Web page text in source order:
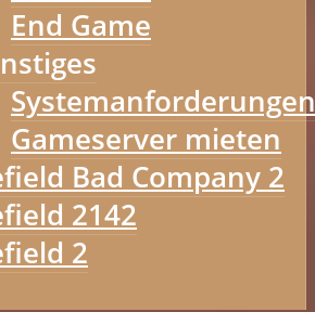
End Game
Systemanforderungen
Gameserver mieten
Bad Company 2
2142
2